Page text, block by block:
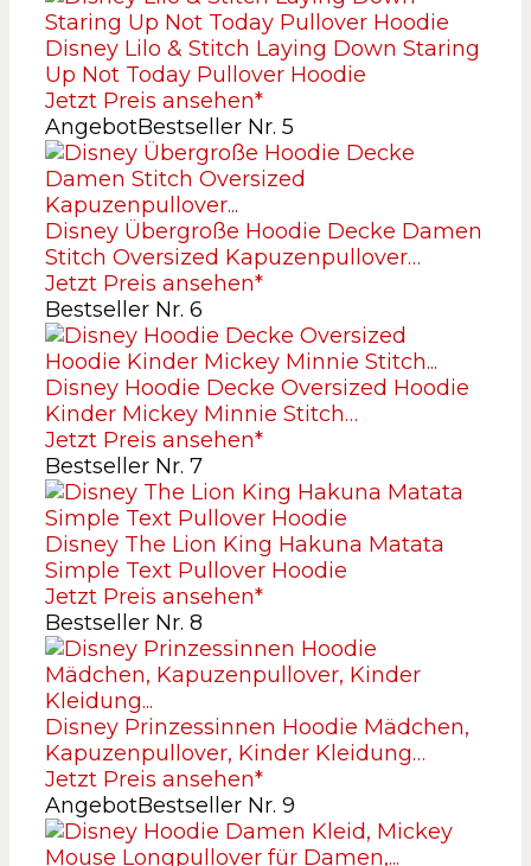
Disney Lilo & Stitch Laying Down Staring
Up Not Today Pullover Hoodie
Jetzt Preis ansehen*
AngebotBestseller Nr. 5
Disney Übergroße Hoodie Decke Damen
Stitch Oversized Kapuzenpullover…
Jetzt Preis ansehen*
Bestseller Nr. 6
Disney Hoodie Decke Oversized Hoodie
Kinder Mickey Minnie Stitch…
Jetzt Preis ansehen*
Bestseller Nr. 7
Disney The Lion King Hakuna Matata
Simple Text Pullover Hoodie
Jetzt Preis ansehen*
Bestseller Nr. 8
Disney Prinzessinnen Hoodie Mädchen,
Kapuzenpullover, Kinder Kleidung…
Jetzt Preis ansehen*
AngebotBestseller Nr. 9